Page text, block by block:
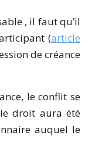
, il faut qu’il
(article
de créance
le conflit se
droit aura été
auquel le